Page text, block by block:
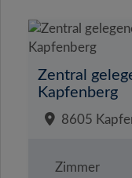
Zentral
Kapfenberg
8605
Zimmer